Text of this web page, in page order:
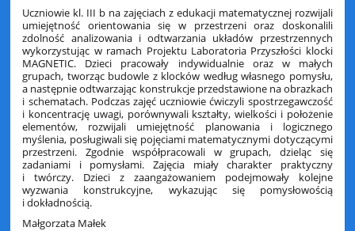
Uczniowie kl. III b na zajęciach z edukacji matematycznej rozwijali
umiejętność orientowania się w przestrzeni oraz doskonalili
zdolność analizowania i odtwarzania układów przestrzennych
wykorzystując w ramach Projektu Laboratoria Przyszłości klocki
MAGNETIC. Dzieci pracowały indywidualnie oraz w małych
grupach, tworząc budowle z klocków według własnego pomysłu,
a następnie odtwarzając konstrukcje przedstawione na obrazkach
i schematach. Podczas zajęć uczniowie ćwiczyli spostrzegawczość
i koncentrację uwagi, porównywali kształty, wielkości i położenie
elementów, rozwijali umiejętność planowania i logicznego
myślenia, posługiwali się pojęciami matematycznymi dotyczącymi
przestrzeni. Zgodnie współpracowali w grupach, dzieląc się
zadaniami i pomysłami. Zajęcia miały charakter praktyczny
i twórczy. Dzieci z zaangażowaniem podejmowały kolejne
wyzwania konstrukcyjne, wykazując się pomysłowością
i dokładnością.
Małgorzata Małek